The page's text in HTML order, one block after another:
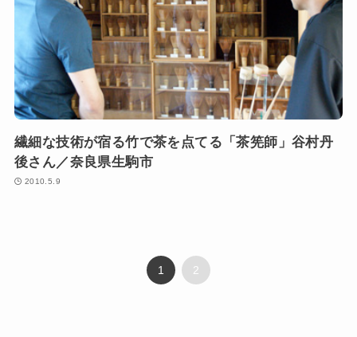
繊細な技術が宿る竹で茶を点てる「茶筅師」谷村丹
後さん／奈良県生駒市
2010.5.9
1 2